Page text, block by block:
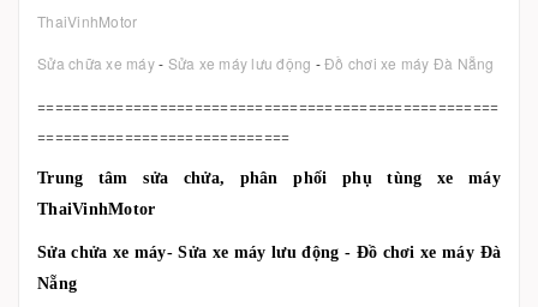
ThaiVinhMotor
Sửa chữa xe máy- Sửa xe máy lưu động -Đồ chơi xe máy Đà Nẵng
=====================================================
=============================
Trung tâm sửa chửa, phân phối phụ tùng xe máy
ThaiVinhMotor
Sửa chửa xe máy- Sửa xe máy lưu động - Đồ chơi xe máy Đà
Nẵng